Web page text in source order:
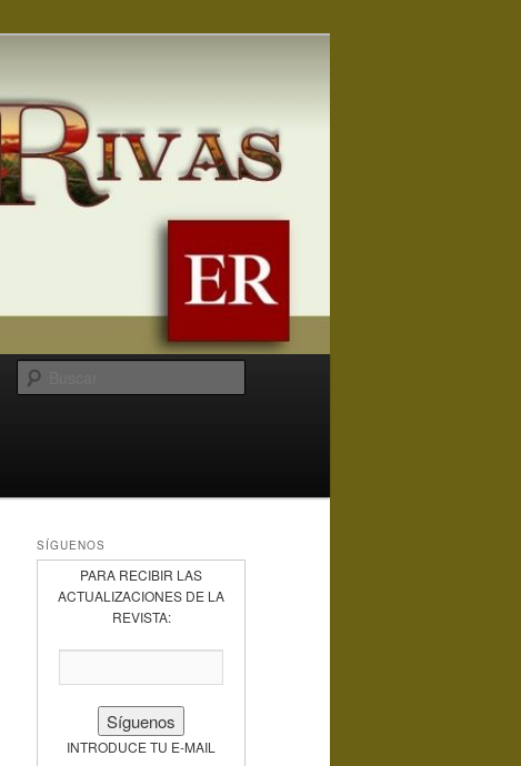
SÍGUENOS
PARA RECIBIR LAS
ACTUALIZACIONES DE LA
REVISTA:
INTRODUCE TU E-MAIL